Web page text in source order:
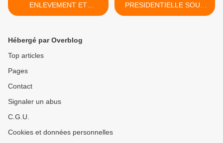
ENLEVEMENT ET
SEQUESTRATION DE
COLONEL PHILIPPE
OBARA (NORD-CONGO)
DEPUIS NOVEMBRE 2011
PRESIDENTIELLE SOUS
HAUTE TENSION DANS
Hébergé par Overblog
Top articles
Pages
Contact
Signaler un abus
C.G.U.
Cookies et données personnelles